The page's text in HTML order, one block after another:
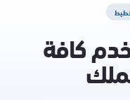
كافة